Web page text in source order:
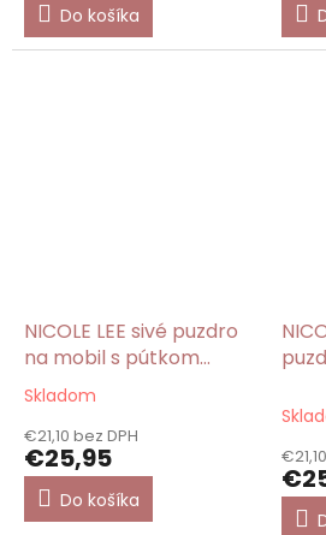
Do košíka
NICOLE LEE sivé puzdro
na mobil s pútkom
Ladies Night Out
Priemerné
produktu
je
5,0
Skladom
€21,10 bez DPH
€25,95
Do košíka